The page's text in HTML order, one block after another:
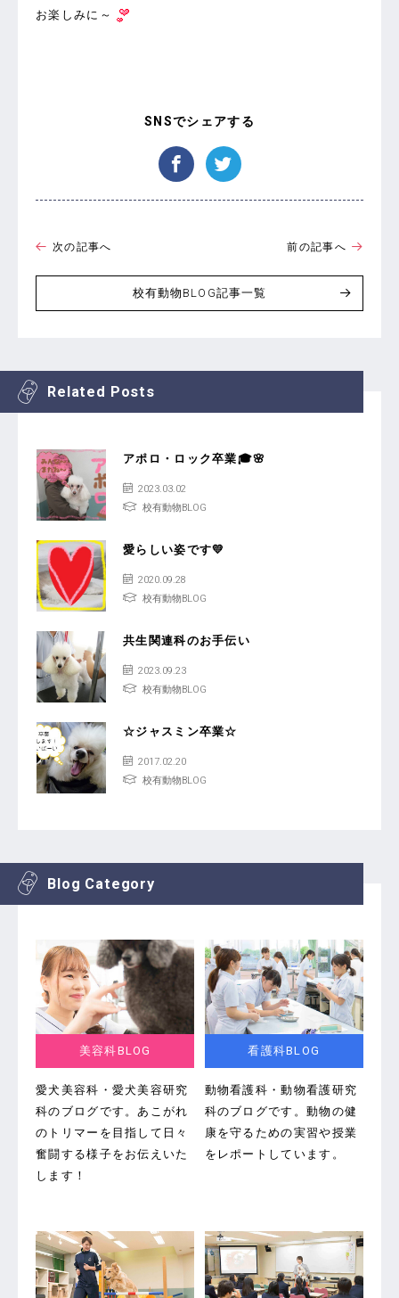
お楽しみに～
次の記事へ 前の記事へ
校有動物BLOG記事一覧
Related Posts
アポロ・ロック卒業🎓🌸
2023.03.02
校有動物BLOG
愛らしい姿です💛
2020.09.28
校有動物BLOG
共生関連科のお手伝い
2023.09.23
校有動物BLOG
☆ジャスミン卒業☆
2017.02.20
校有動物BLOG
Blog Category
美容科BLOG
愛犬美容科・愛犬美容研究
科のブログです。あこがれ
のトリマーを目指して日々
奮闘する様子をお伝えいた
します！
看護科BLOG
動物看護科・動物看護研究
科のブログです。 動物の健
康を守るための実習や授業
をレポートしています。